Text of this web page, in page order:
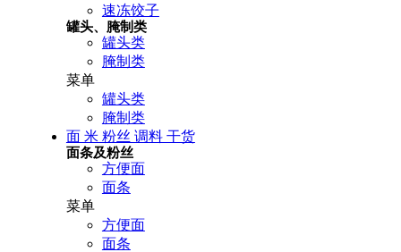
速冻饺子
罐头、腌制类
罐头类
腌制类
菜单
罐头类
腌制类
面 米 粉丝 调料 干货
面条及粉丝
方便面
面条
菜单
方便面
面条